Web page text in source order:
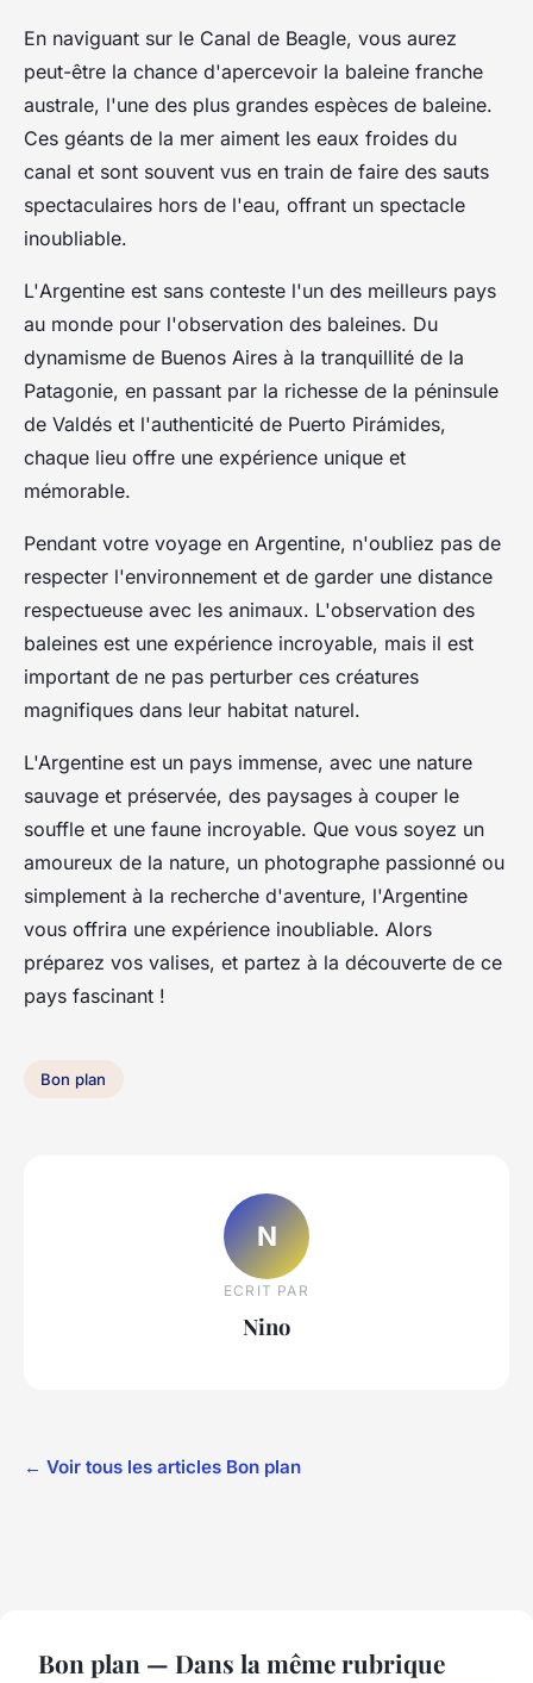
En naviguant sur le Canal de Beagle, vous aurez
peut-être la chance d'apercevoir la baleine franche
australe, l'une des plus grandes espèces de baleine.
Ces géants de la mer aiment les eaux froides du
canal et sont souvent vus en train de faire des sauts
spectaculaires hors de l'eau, offrant un spectacle
inoubliable.
L'Argentine est sans conteste l'un des meilleurs pays
au monde pour l'observation des baleines. Du
dynamisme de Buenos Aires à la tranquillité de la
Patagonie, en passant par la richesse de la péninsule
de Valdés et l'authenticité de Puerto Pirámides,
chaque lieu offre une expérience unique et
mémorable.
Pendant votre voyage en Argentine, n'oubliez pas de
respecter l'environnement et de garder une distance
respectueuse avec les animaux. L'observation des
baleines est une expérience incroyable, mais il est
important de ne pas perturber ces créatures
magnifiques dans leur habitat naturel.
L'Argentine est un pays immense, avec une nature
sauvage et préservée, des paysages à couper le
souffle et une faune incroyable. Que vous soyez un
amoureux de la nature, un photographe passionné ou
simplement à la recherche d'aventure, l'Argentine
vous offrira une expérience inoubliable. Alors
préparez vos valises, et partez à la découverte de ce
pays fascinant !
Bon plan
N
ECRIT PAR
Nino
← Voir tous les articles Bon plan
Bon plan — Dans la même rubrique